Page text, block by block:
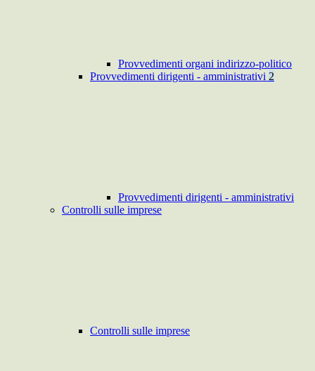
Provvedimenti organi indirizzo-politico
Provvedimenti dirigenti - amministrativi 2
Provvedimenti dirigenti - amministrativi
Controlli sulle imprese
Controlli sulle imprese